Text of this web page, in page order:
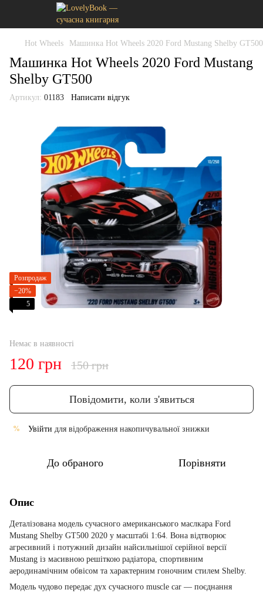
Hot Wheels Машинка Hot Wheels 2020 Ford Mustang Shelby GT500
Машинка Hot Wheels 2020 Ford Mustang
Shelby GT500
Артикул: 01183 Написати відгук
Розпродаж
−20%
5
Немає в наявності
120 грн 150 грн
Повідомити, коли з'явиться
% Увійти для відображення накопичувальної знижки
До обраного Порівняти
Опис
Деталізована модель сучасного американського маслкара Ford
Mustang Shelby GT500 2020 у масштабі 1:64. Вона відтворює
агресивний і потужний дизайн найсильнішої серійної версії
Mustang із масивною решіткою радіатора, спортивним
аеродинамічним обвісом та характерним гоночним стилем Shelby.
Модель чудово передає дух сучасного muscle car — поєднання